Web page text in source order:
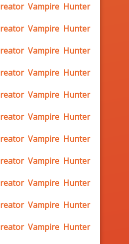
Vampire Hunter
Vampire Hunter
Vampire Hunter
Vampire Hunter
Vampire Hunter
Vampire Hunter
Vampire Hunter
Vampire Hunter
Vampire Hunter
Vampire Hunter
Vampire Hunter